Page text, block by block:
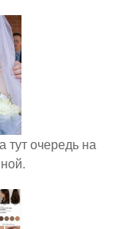
тут очередь на